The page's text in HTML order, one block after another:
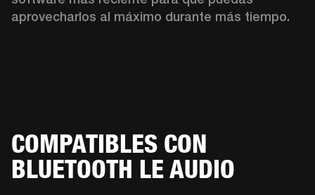
aprovecharlos al máximo durante más tiempo.
COMPATIBLES CON
BLUETOOTH LE AUDIO